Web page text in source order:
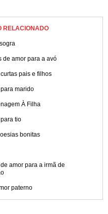
RELACIONADO
de amor para a avó
pais e filhos
marido
À Filha
tio
bonitas
amor para a irmã de
paterno